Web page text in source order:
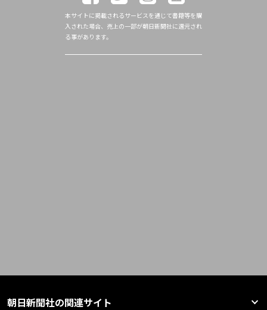
本サイトに掲載されるサービスを通じて書籍等を購
入された場合、売上の一部が朝日新聞社に還元され
る事があります。
朝日新聞社の関連サイト